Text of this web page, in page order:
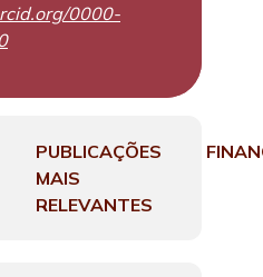
0000-
PUBLICAÇÕES
MAIS
RELEVANTES